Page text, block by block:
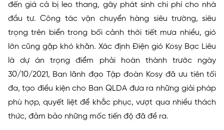
đến giá cả bị leo thang, gây phát sinh chi phí cho nhà
đầu tư. Công tác vận chuyển hàng siêu trường, siêu
trọng trên biển trong bối cảnh thời tiết mưa nhiều, gió
lớn cũng gặp khó khăn. Xác định Điện gió Kosy Bạc Liêu
là dự án trọng điểm phải hoàn thành trước ngày
30/10/2021, Ban lãnh đạo Tập đoàn Kosy đã ưu tiên tối
đa, tạo điều kiện cho Ban QLDA đưa ra những giải pháp
phù hợp, quyết liệt để khắc phục, vượt qua nhiều thách
thức, đảm bảo những mốc tiến độ đã đề ra.